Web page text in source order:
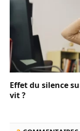
Effet du silence
vit ?